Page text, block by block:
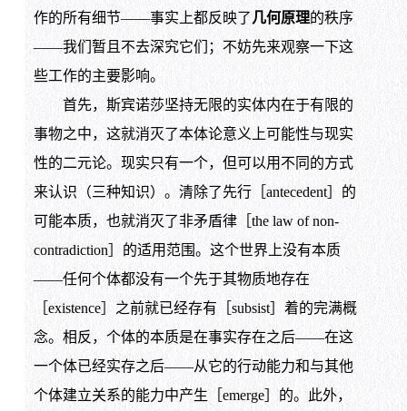
作的所有细节——事实上都反映了几何原理的秩序
——我们暂且不去深究它们；不妨先来观察一下这
些工作的主要影响。
首先，斯宾诺莎坚持无限的实体内在于有限的
事物之中，这就消灭了本体论意义上可能性与现实
性的二元论。现实只有一个，但可以用不同的方式
来认识（三种知识）。清除了先行［antecedent］的
可能本质，也就消灭了非矛盾律［the law of non-
contradiction］的适用范围。这个世界上没有本质
——任何个体都没有一个先于其物质地存在
［existence］之前就已经存有［subsist］着的完满概
念。相反，个体的本质是在事实存在之后——在这
一个体已经实存之后——从它的行动能力和与其他
个体建立关系的能力中产生［emerge］的。此外，